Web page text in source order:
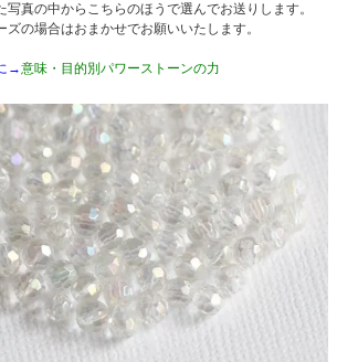
真の中からこちらのほうで選んでお送りします。
の場合はおまかせでお願いいたします。
→意味・目的別パワーストーンの力